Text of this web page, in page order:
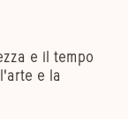
e il tempo
e la
e il tempo
e la